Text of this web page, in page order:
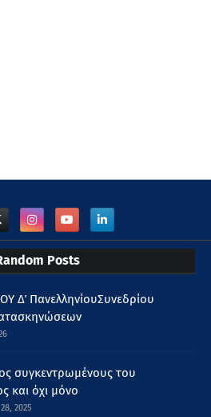
Posts
Δ΄ ΠανελληνίουΣυνεδρίου
συγκεντρωμένους του
και όχι μόνο
2025